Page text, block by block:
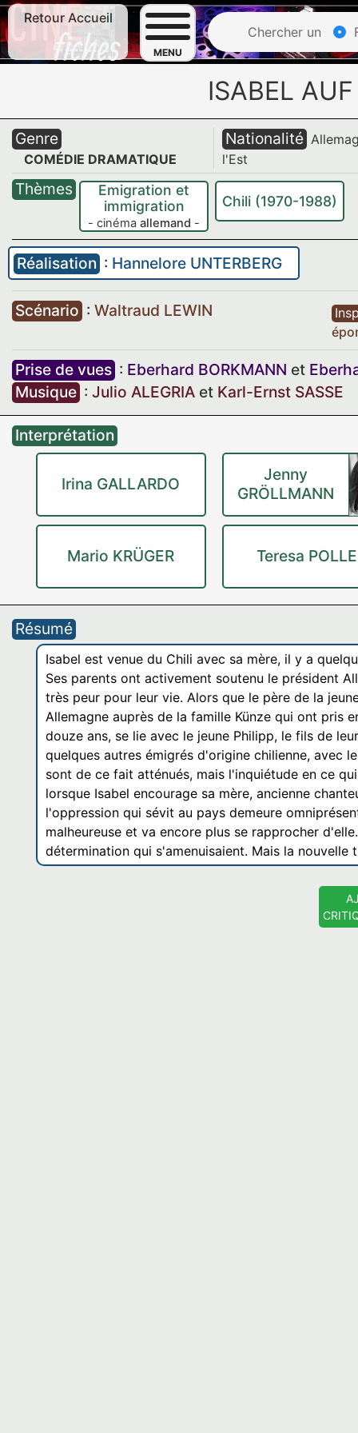
Retour Accueil
MENU
Chercher un
ISABEL
Genre
COMÉDIE DRAMATIQUE
Nationalité
l'Est
Thèmes
Emigration et
immigration
- cinéma allemand -
Chili (1970-1988)
Réalisation : Hannelore UNTERBERG
Scénario : Waltraud LEWIN
Prise de vues : Eberhard BORKMANN et
Musique : Julio ALEGRIA et Karl-Ernst SASSE
Interprétation
Irina GALLARDO
Jenny
GRÖLLMANN
Mario KRÜGER Teresa POLLE
Résumé
Isabel est venue du Chili avec sa mère, il y a
Ses parents ont activement soutenu le président
très peur pour leur vie. Alors que le père de la
Allemagne auprès de la famille Künze qui ont pris
douze ans, se lie avec le jeune Philipp, le fils de
quelques autres émigrés d'origine chilienne, avec
sont de ce fait atténués, mais l'inquiétude en ce
lorsque Isabel encourage sa mère, ancienne
l'oppression qui sévit au pays demeure
malheureuse et va encore plus se rapprocher
détermination qui s'amenuisaient. Mais la